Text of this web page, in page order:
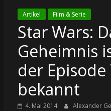
Artikel Film & Serie
Star Wars:
Geheimnis
der Episode
bekannt
4. Mai 2014 Alexander